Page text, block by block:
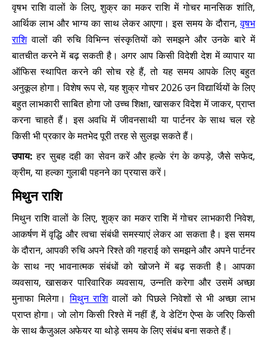
वृषभ राशि वालों के लिए, शुक्र का मकर राशि में गोचर मानसिक शांति,
आर्थिक लाभ और भाग्य का साथ लेकर आएगा। इस समय के दौरान,वृषभ
राशिवालों की रुचि विभिन्न संस्कृतियों को समझने और उनके बारे में
बातचीत करने में बढ़ सकती है। अगर आप किसी विदेशी देश में व्यापार या
ऑफिस स्थापित करने की सोच रहे हैं, तो यह समय आपके लिए बहुत
अनुकूल होगा। विशेष रूप से, यह शुक्र गोचर 2026 उन विद्यार्थियों के लिए
बहुत लाभकारी साबित होगा जो उच्च शिक्षा, खासकर विदेश में जाकर, प्राप्त
करना चाहते हैं। इस अवधि में जीवनसाथी या पार्टनर के साथ चल रहे
किसी भी प्रकार के मतभेद पूरी तरह से सुलझ सकते हैं।
उपाय: हर सुबह दही का सेवन करें और हल्के रंग के कपड़े, जैसे सफेद,
क्रीम, या हल्का गुलाबी पहनने का प्रयास करें।
मिथुन राशि
मिथुन राशि वालों के लिए, शुक्र का मकर राशि में गोचर लाभकारी निवेश,
आकर्षण में वृद्धि और त्वचा संबंधी समस्याएं लेकर आ सकता है। इस समय
के दौरान, आपकी रुचि अपने रिश्ते की गहराई को समझने और अपने पार्टनर
के साथ नए भावनात्मक संबंधों को खोजने में बढ़ सकती है। आपका
व्यवसाय, खासकर पारिवारिक व्यवसाय, उन्नति करेगा और उसमें अच्छा
मुनाफा मिलेगा।मिथुन राशिवालों को पिछले निवेशों से भी अच्छा लाभ
प्राप्त होगा। जो लोग किसी रिश्ते में नहीं हैं, वे डेटिंग ऐप्स के जरिए किसी
के साथ कैजुअल अफेयर या थोड़े समय के लिए संबंध बना सकते हैं।